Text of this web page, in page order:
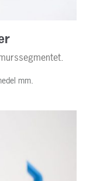
mm.